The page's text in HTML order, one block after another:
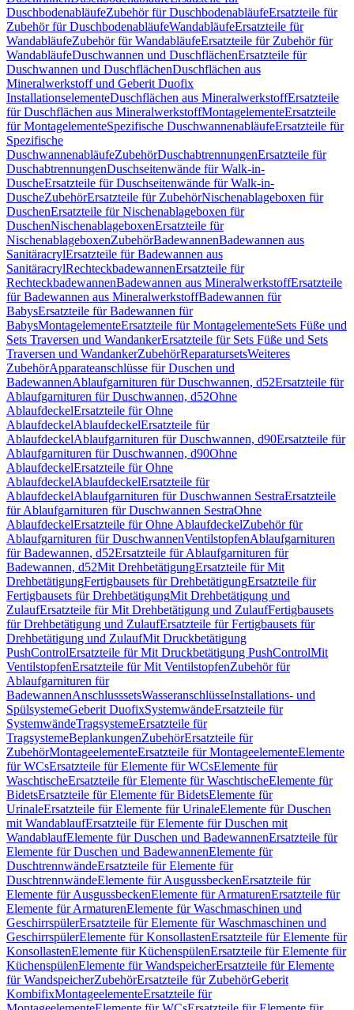
DuschbodenabläufeZubehör für DuschbodenabläufeErsatzteile für
Zubehör für DuschbodenabläufeWandabläufeErsatzteile für
WandabläufeZubehör für WandabläufeErsatzteile für Zubehör für
WandabläufeDuschwannen und DuschflächenErsatzteile für
Duschwannen und DuschflächenDuschflächen aus
Mineralwerkstoff und Geberit Duofix
InstallationselementeDuschflächen aus MineralwerkstoffErsatzteile
für Duschflächen aus MineralwerkstoffMontagelementeErsatzteile
für MontagelementeSpezifische DuschwannenabläufeErsatzteile für
Spezifische
DuschwannenabläufeZubehörDuschabtrennungenErsatzteile für
DuschabtrennungenDuschseitenwände für Walk-in-
DuscheErsatzteile für Duschseitenwände für Walk-in-
DuscheZubehörErsatzteile für ZubehörNischenablageboxen für
DuschenErsatzteile für Nischenablageboxen für
DuschenNischenablageboxenErsatzteile für
NischenablageboxenZubehörBadewannenBadewannen aus
SanitäracrylErsatzteile für Badewannen aus
SanitäracrylRechteckbadewannenErsatzteile für
RechteckbadewannenBadewannen aus MineralwerkstoffErsatzteile
für Badewannen aus MineralwerkstoffBadewannen für
BabysErsatzteile für Badewannen für
BabysMontagelementeErsatzteile für MontagelementeSets Füße und
Sets Traversen und WandankerErsatzteile für Sets Füße und Sets
Traversen und WandankerZubehörReparatursetsWeiteres
ZubehörApparateanschlüsse für Duschen und
BadewannenAblaufgarnituren für Duschwannen, d52Ersatzteile für
Ablaufgarnituren für Duschwannen, d52Ohne
AblaufdeckelErsatzteile für Ohne
AblaufdeckelAblaufdeckelErsatzteile für
AblaufdeckelAblaufgarnituren für Duschwannen, d90Ersatzteile für
Ablaufgarnituren für Duschwannen, d90Ohne
AblaufdeckelErsatzteile für Ohne
AblaufdeckelAblaufdeckelErsatzteile für
AblaufdeckelAblaufgarnituren für Duschwannen SestraErsatzteile
für Ablaufgarnituren für Duschwannen SestraOhne
AblaufdeckelErsatzteile für Ohne AblaufdeckelZubehör für
Ablaufgarnituren für DuschwannenVentilstopfenAblaufgarnituren
für Badewannen, d52Ersatzteile für Ablaufgarnituren für
Badewannen, d52Mit DrehbetätigungErsatzteile für Mit
DrehbetätigungFertigbausets für DrehbetätigungErsatzteile für
Fertigbausets für DrehbetätigungMit Drehbetätigung und
ZulaufErsatzteile für Mit Drehbetätigung und ZulaufFertigbausets
für Drehbetätigung und ZulaufErsatzteile für Fertigbausets für
Drehbetätigung und ZulaufMit Druckbetätigung
PushControlErsatzteile für Mit Druckbetätigung PushControlMit
VentilstopfenErsatzteile für Mit VentilstopfenZubehör für
Ablaufgarnituren für
BadewannenAnschlusssetsWasseranschlüsseInstallations- und
SpülsystemeGeberit DuofixSystemwändeErsatzteile für
SystemwändeTragsystemeErsatzteile für
TragsystemeBeplankungenZubehörErsatzteile für
ZubehörMontageelementeErsatzteile für MontageelementeElemente
für WCsErsatzteile für Elemente für WCsElemente für
WaschtischeErsatzteile für Elemente für WaschtischeElemente für
BidetsErsatzteile für Elemente für BidetsElemente für
UrinaleErsatzteile für Elemente für UrinaleElemente für Duschen
mit WandablaufErsatzteile für Elemente für Duschen mit
WandablaufElemente für Duschen und BadewannenErsatzteile für
Elemente für Duschen und BadewannenElemente für
DuschtrennwändeErsatzteile für Elemente für
DuschtrennwändeElemente für AusgussbeckenErsatzteile für
Elemente für AusgussbeckenElemente für ArmaturenErsatzteile für
Elemente für ArmaturenElemente für Waschmaschinen und
GeschirrspülerErsatzteile für Elemente für Waschmaschinen und
GeschirrspülerElemente für KonsollastenErsatzteile für Elemente für
KonsollastenElemente für KüchenspülenErsatzteile für Elemente für
KüchenspülenElemente für WandspeicherErsatzteile für Elemente
für WandspeicherZubehörErsatzteile für ZubehörGeberit
KombifixMontageelementeErsatzteile für